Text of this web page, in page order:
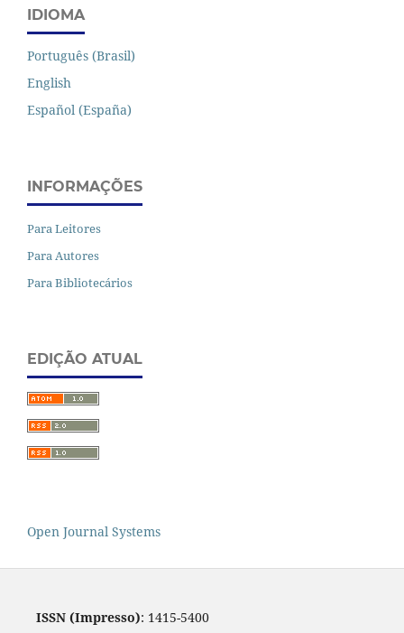
IDIOMA
Português (Brasil)
English
Español (España)
INFORMAÇÕES
Para Leitores
Para Autores
Para Bibliotecários
EDIÇÃO ATUAL
Open Journal Systems
ISSN (Impresso): 1415-5400